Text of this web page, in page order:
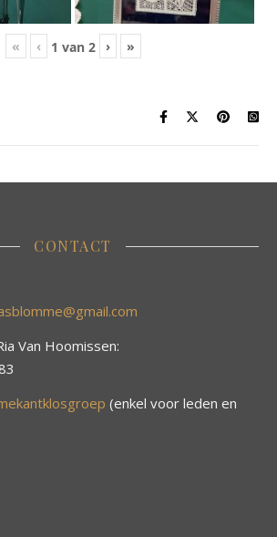
« ‹ 1 van 2 › »
CONTACT
Van Hoomissen:
(enkel voor leden en